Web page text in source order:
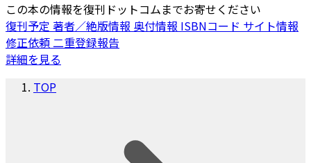
この本の情報を復刊ドットコムまでお寄せください
復刊予定 著者／絶版情報 奥付情報 ISBNコード サイト情報
修正依頼二重登録報告
詳細を見る
TOP